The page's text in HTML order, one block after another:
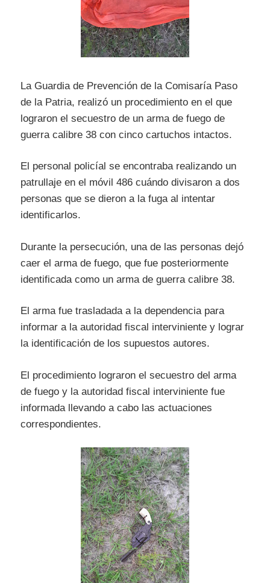
La Guardia de Prevención de la Comisaría Paso
de la Patria, realizó un procedimiento en el que
lograron el secuestro de un arma de fuego de
guerra calibre 38 con cinco cartuchos intactos.
El personal policíal se encontraba realizando un
patrullaje en el móvil 486 cuándo divisaron a dos
personas que se dieron a la fuga al intentar
identificarlos.
Durante la persecución, una de las personas dejó
caer el arma de fuego, que fue posteriormente
identificada como un arma de guerra calibre 38.
El arma fue trasladada a la dependencia para
informar a la autoridad fiscal interviniente y lograr
la identificación de los supuestos autores.
El procedimiento lograron el secuestro del arma
de fuego y la autoridad fiscal interviniente fue
informada llevando a cabo las actuaciones
correspondientes.